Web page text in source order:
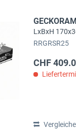
LxBxH
RRGRSR25
CHF